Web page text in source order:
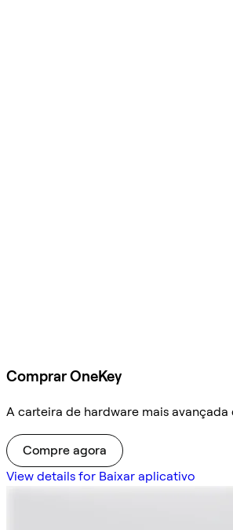
Comprar OneKey
A carteira de hardware mais avançada
Compre agora
View details for Baixar aplicativo